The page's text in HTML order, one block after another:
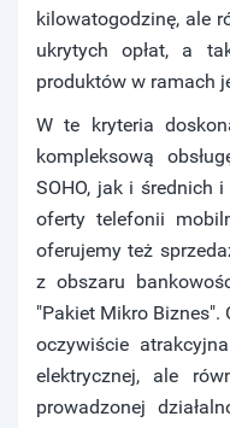
kilowatogodzinę, ale
ukrytych opłat, a
produktów w ramach
W te kryteria
kompleksową
SOHO, jak i średnich
oferty telefonii
oferujemy też
z obszaru
"Pakiet Mikro
oczywiście
elektrycznej, ale
prowadzonej